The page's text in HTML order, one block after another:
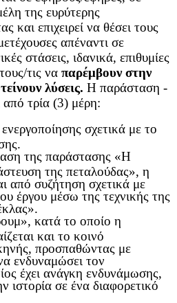
της ευρύτερης
και επιχειρεί να θέσει τους
απέναντι σε
στάσεις, ιδανικά, επιθυμίες
τις να παρέμβουν στην
λύσεις. Η παράσταση -
από τρία (3) μέρη:
σχετικά με το
της παράστασης «Η
της πεταλούδας», η
από συζήτηση σχετικά με
έργου μέσω της τεχνικής της
κατά το οποίο η
και το κοινό
προσπαθώντας με
ενδυναμώσει τον
έχει ανάγκη ενδυνάμωσης,
ιστορία σε ένα διαφορετικό